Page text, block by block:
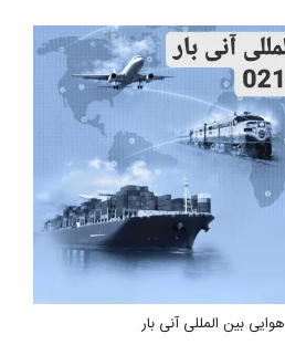
بین المللی آنی بار